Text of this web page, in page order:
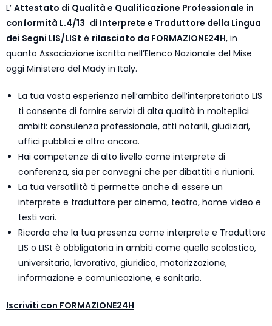
L’ Attestato di Qualità e Qualificazione Professionale in
conformità L.4/13 di Interprete e Traduttore della Lingua
dei Segni LIS/LISt è rilasciato da FORMAZIONE24H, in
quanto Associazione iscritta nell’Elenco Nazionale del Mise
oggi Ministero del Mady in Italy.
La tua vasta esperienza nell’ambito dell’interpretariato LIS
ti consente di fornire servizi di alta qualità in molteplici
ambiti: consulenza professionale, atti notarili, giudiziari,
uffici pubblici e altro ancora.
Hai competenze di alto livello come interprete di
conferenza, sia per convegni che per dibattiti e riunioni.
La tua versatilità ti permette anche di essere un
interprete e traduttore per cinema, teatro, home video e
testi vari.
Ricorda che la tua presenza come interprete e Traduttore
LIS o LISt è obbligatoria in ambiti come quello scolastico,
universitario, lavorativo, giuridico, motorizzazione,
informazione e comunicazione, e sanitario.
Iscriviti con FORMAZIONE24H